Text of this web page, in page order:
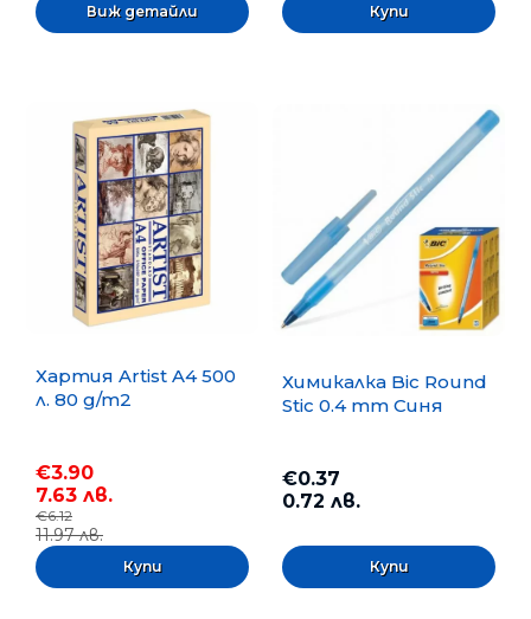
Виж детайли
Хартия Artist A4 500
л. 80 g/m2
€3.90
7.63 лв.
€6.12
11.97 лв.
Химикалка Bic Round
Stic 0.4 mm Синя
€0.37
0.72 лв.